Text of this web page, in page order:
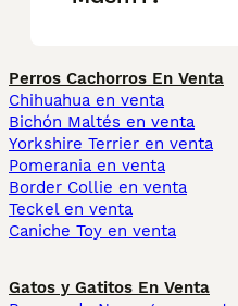
Perros Cachorros En Venta
Chihuahua en venta
Bichón Maltés en venta
Yorkshire Terrier en venta
Pomerania en venta
Border Collie en venta
Teckel en venta
Caniche Toy en venta
Gatos y Gatitos En Venta